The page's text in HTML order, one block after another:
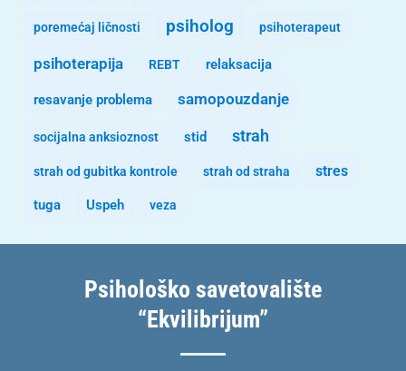
poremećaj ličnosti psiholog psihoterapeut
psihoterapija REBT relaksacija
resavanje problema samopouzdanje
socijalna anksioznost stid strah
strah od gubitka kontrole strah od straha stres
tuga Uspeh veza
Psihološko savetovalište
“Ekvilibrijum”